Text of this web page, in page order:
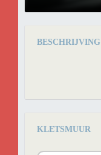
BESCHRIJVING
KLETSMUUR